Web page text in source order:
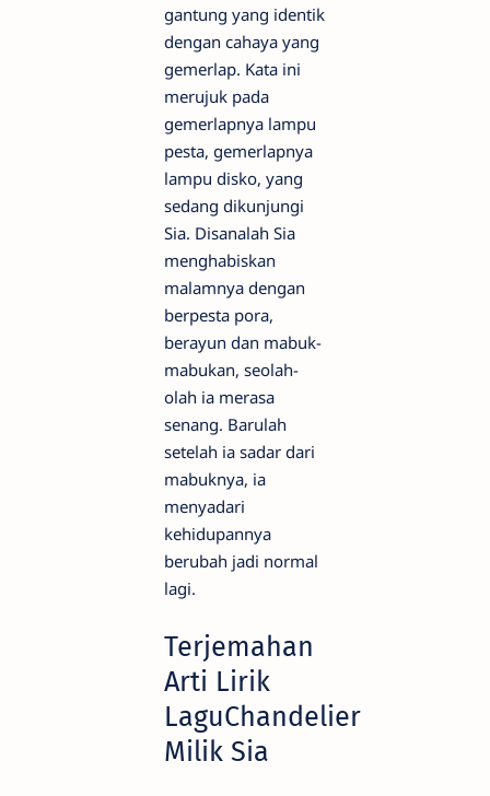
gantung yang identik
dengan cahaya yang
gemerlap. Kata ini
merujuk pada
gemerlapnya lampu
pesta, gemerlapnya
lampu disko, yang
sedang dikunjungi
Sia. Disanalah Sia
menghabiskan
malamnya dengan
berpesta pora,
berayun dan mabuk-
mabukan, seolah-
olah ia merasa
senang. Barulah
setelah ia sadar dari
mabuknya, ia
menyadari
kehidupannya
berubah jadi normal
lagi.
Terjemahan
Arti Lirik
LaguChandelier
Milik Sia